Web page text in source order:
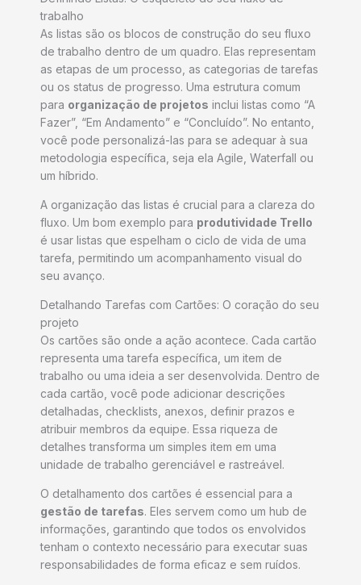
trabalho
As listas são os blocos de construção do seu fluxo
de trabalho dentro de um quadro. Elas representam
as etapas de um processo, as categorias de tarefas
ou os status de progresso. Uma estrutura comum
para organização de projetos inclui listas como “A
Fazer”, “Em Andamento” e “Concluído”. No entanto,
você pode personalizá-las para se adequar à sua
metodologia específica, seja ela Agile, Waterfall ou
um híbrido.
A organização das listas é crucial para a clareza do
fluxo. Um bom exemplo para produtividade Trello
é usar listas que espelham o ciclo de vida de uma
tarefa, permitindo um acompanhamento visual do
seu avanço.
Detalhando Tarefas com Cartões: O coração do seu
projeto
Os cartões são onde a ação acontece. Cada cartão
representa uma tarefa específica, um item de
trabalho ou uma ideia a ser desenvolvida. Dentro de
cada cartão, você pode adicionar descrições
detalhadas, checklists, anexos, definir prazos e
atribuir membros da equipe. Essa riqueza de
detalhes transforma um simples item em uma
unidade de trabalho gerenciável e rastreável.
O detalhamento dos cartões é essencial para a
gestão de tarefas. Eles servem como um hub de
informações, garantindo que todos os envolvidos
tenham o contexto necessário para executar suas
responsabilidades de forma eficaz e sem ruídos.